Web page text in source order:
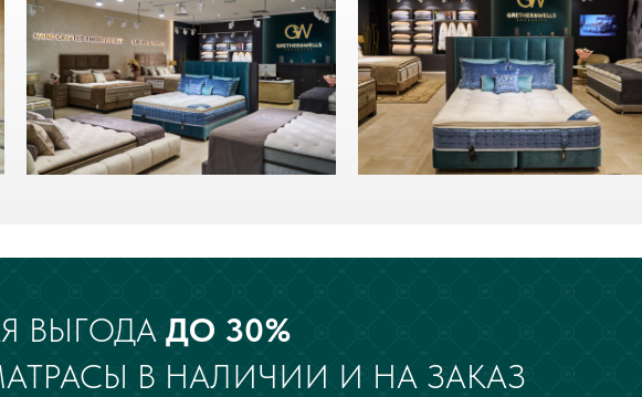
ВЫГОДАДО 30%
В НАЛИЧИИ И НА ЗАКАЗ